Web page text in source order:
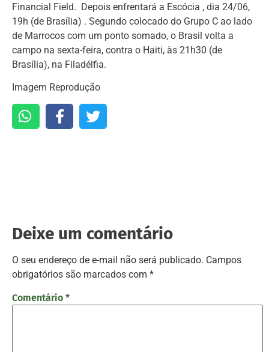
Financial Field. Depois enfrentará a Escócia , dia 24/06,
19h (de Brasília) . Segundo colocado do Grupo C ao lado
de Marrocos com um ponto somado, o Brasil volta a
campo na sexta-feira, contra o Haiti, às 21h30 (de
Brasília), na Filadélfia.
Imagem Reprodução
Deixe um comentário
O seu endereço de e-mail não será publicado. Campos
obrigatórios são marcados com *
Comentário *